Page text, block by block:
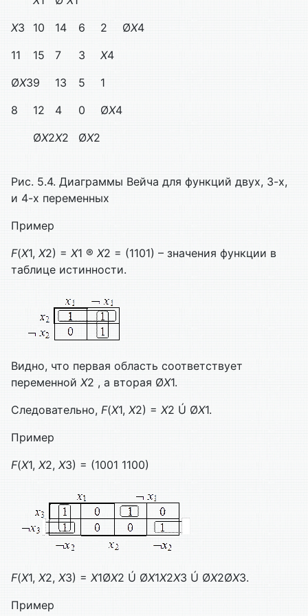
X3 10 14 6 2 ØX4
11
15 7 3 X4
ØX39 13 5
1
8
12 4 0 ØX4
ØX2X2 ØX2
Рис. 5.4. Диаграммы Вейча для функций двух, 3-х,
и 4-х переменных
Пример
F(X1, X2) = X1 ® X2 = (1101) – значения функции в
таблице истинности.
Видно, что первая область соответствует
переменной X2 , а вторая ØX1.
Следовательно, F(X1, X2) = X2 Ú ØX1.
Пример
F(X1, X2, X3) = (1001 1100)
F(X1, X2, X3) = X1ØX2 Ú ØX1X2X3 Ú ØX2ØX3.
Пример